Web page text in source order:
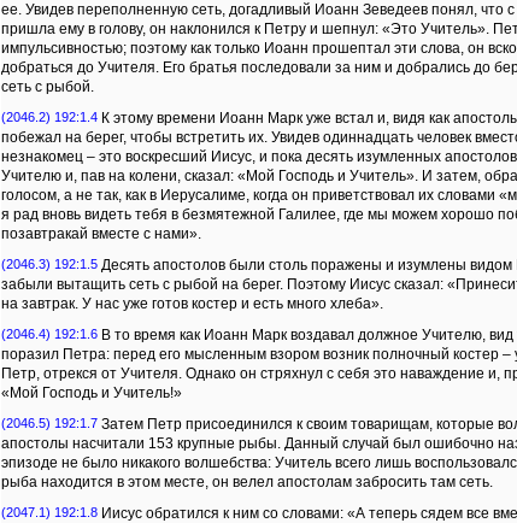
ее. Увидев переполненную сеть, догадливый Иоанн Зеведеев понял, что
пришла ему в голову, он наклонился к Петру и шепнул: «Это Учитель».
импульсивностью; поэтому как только Иоанн прошептал эти слова, он
добраться до Учителя. Его братья последовали за ним и добрались до
сеть с рыбой.
(2046.2) 192:1.4 К этому времени Иоанн Марк уже встал и, видя как
побежал на берег, чтобы встретить их. Увидев одиннадцать человек
незнакомец – это воскресший Иисус, и пока десять изумленных
Учителю и, пав на колени, сказал: «Мой Господь и Учитель». И затем,
голосом, а не так, как в Иерусалиме, когда он приветствовал их словами
я рад вновь видеть тебя в безмятежной Галилее, где мы можем хорошо
позавтракай вместе с нами».
(2046.3) 192:1.5 Десять апостолов были столь поражены и изумлены
забыли вытащить сеть с рыбой на берег. Поэтому Иисус сказал:
на завтрак. У нас уже готов костер и есть много хлеба».
(2046.4) 192:1.6 В то время как Иоанн Марк воздавал должное Учителю,
поразил Петра: перед его мысленным взором возник полночный костер –
Петр, отрекся от Учителя. Однако он стряхнул с себя это наваждение и,
«Мой Господь и Учитель!»
(2046.5) 192:1.7 Затем Петр присоединился к своим товарищам, которые
апостолы насчитали 153 крупные рыбы. Данный случай был ошибочно
эпизоде не было никакого волшебства: Учитель всего лишь
рыба находится в этом месте, он велел апостолам забросить там сеть.
(2047.1) 192:1.8 Иисус обратился к ним со словами: «А теперь сядем все